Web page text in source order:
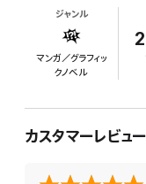
ジャンル
マンガ／グラフィッ
クノベル
カスタマーレビュー